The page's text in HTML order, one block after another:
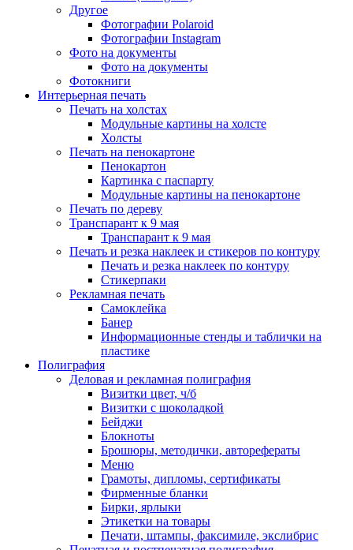
Другое
Фотографии Polaroid
Фотографии Instagram
Фото на документы
Фото на документы
Фотокниги
Интерьерная печать
Печать на холстах
Модульные картины на холсте
Холсты
Печать на пенокартоне
Пенокартон
Картинка с паспарту
Модульные картины на пенокартоне
Печать по дереву
Транспарант к 9 мая
Транспарант к 9 мая
Печать и резка наклеек и стикеров по контуру
Печать и резка наклеек по контуру
Стикерпаки
Рекламная печать
Самоклейка
Банер
Информационные стенды и таблички на
пластике
Полиграфия
Деловая и рекламная полиграфия
Визитки цвет, ч/б
Визитки с шоколадкой
Бейджи
Блокноты
Брошюры, методички, авторефераты
Меню
Грамоты, дипломы, сертификаты
Фирменные бланки
Бирки, ярлыки
Этикетки на товары
Печати, штампы, факсимиле, экслибрис